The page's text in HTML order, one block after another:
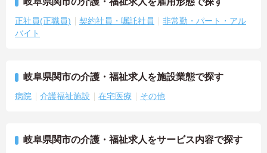
正社員(正職員) 契約社員・嘱託社員
非常勤・パート・アル
バイト
岐阜県関市の介護・福祉求人を施設業態で探す
病院 介護福祉施設 在宅医療 その他
岐阜県関市の介護・福祉求人をサービス内容で探す